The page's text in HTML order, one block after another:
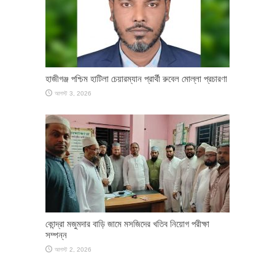
হাজীগঞ্জ পশ্চিম হাটিলা চেয়ারম্যান প্রার্থী রুবেল মোল্লা প্রচারণা
আগস্ট 3, 2026
কোন্দ্রা মজুমদার বাড়ি জামে মসজিদের খতিব নিয়োগ পরীক্ষা
সম্পন্ন
আগস্ট 2, 2026